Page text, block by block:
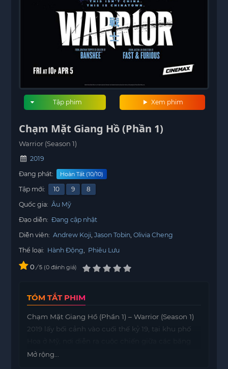
Xem phim
Tập phim
Chạm Mặt Giang Hồ (Phần 1)
Warrior (Season 1)
2019
Đang phát:
Hoàn Tất (10/10)
Tập mới: 10 9
8
Quốc gia: Âu Mỹ
Đạo diễn: Đang cập nhật
Diễn viên: Andrew Koji Jason Tobin Olivia Cheng
Thể loại: Hành Động Phiêu Lưu
0 / 5 0 đánh giá
TÓM TẮT PHIM
Chạm Mặt Giang Hồ (Phần 1) – Warrior (Season 1)
2019 lấy bối cảnh vào cuối thế kỷ 19, tại khu phố
nhóm. Phim xoay quanh nhân vật Ah Sahm, một
Mở rộng...